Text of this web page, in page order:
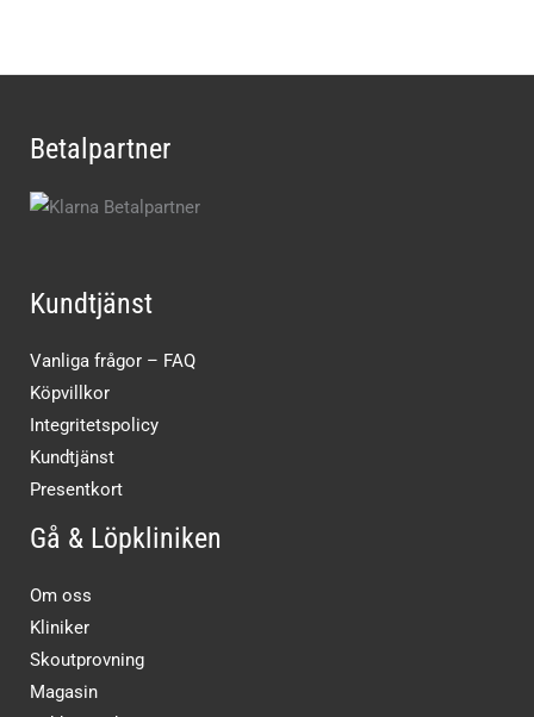
Betalpartner
Kundtjänst
Vanliga frågor – FAQ
Köpvillkor
Integritetspolicy
Kundtjänst
Presentkort
Gå & Löpkliniken
Om oss
Kliniker
Skoutprovning
Magasin